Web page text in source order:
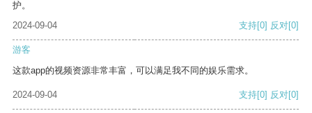
护。
2024-09-04
支持[0] 反对[0]
游客
这款app的视频资源非常丰富，可以满足我不同的娱乐需求。
2024-09-04 支持[0] 反对[0]